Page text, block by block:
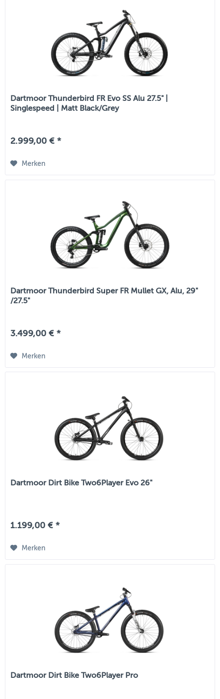
Dartmoor Thunderbird FR Evo SS Alu 27.5" |
Singlespeed | Matt Black/Grey
2.999,00 € *
Merken
Dartmoor Thunderbird Super FR Mullet GX, Alu, 29"
/27.5"
3.499,00 € *
Merken
Dartmoor Dirt Bike Two6Player Evo 26"
1.199,00 € *
Merken
Dartmoor Dirt Bike Two6Player Pro